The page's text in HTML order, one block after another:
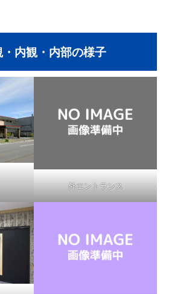
内観・内部の様子
外エントランス